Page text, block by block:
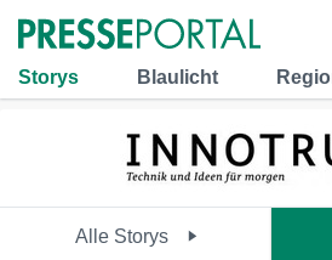
Storys Blaulicht
Alle Storys